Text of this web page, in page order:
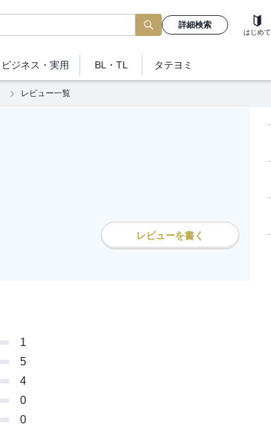
詳細検索
はじめて
ビジネス ・実用 BL・TL タテヨミ
レビュー一覧
レビューを書く
1
5
4
0
0